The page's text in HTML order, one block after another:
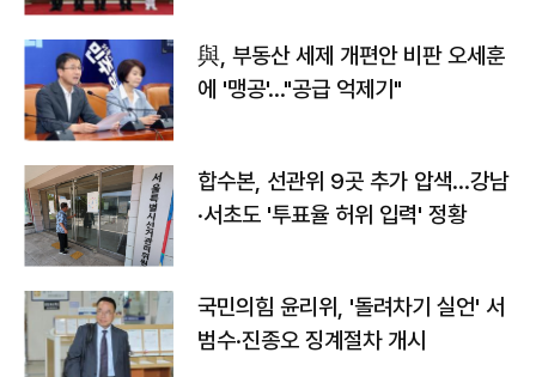
與, 부동산 세제 개편안 비판 오세훈
에 '맹공'…"공급 억제기"
합수본, 선관위 9곳 추가 압색…강남
·서초도 '투표율 허위 입력' 정황
국민의힘 윤리위, '돌려차기 실언' 서
범수·진종오 징계절차 개시